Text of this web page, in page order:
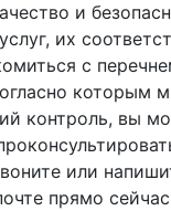
и
их
с
которым
контроль, вы
или
прямо